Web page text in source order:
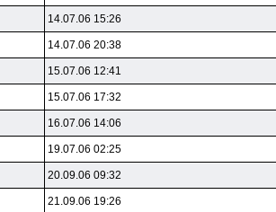
14.07.06 15:26
14.07.06 20:38
15.07.06 12:41
15.07.06 17:32
16.07.06 14:06
19.07.06 02:25
20.09.06 09:32
21.09.06 19:26